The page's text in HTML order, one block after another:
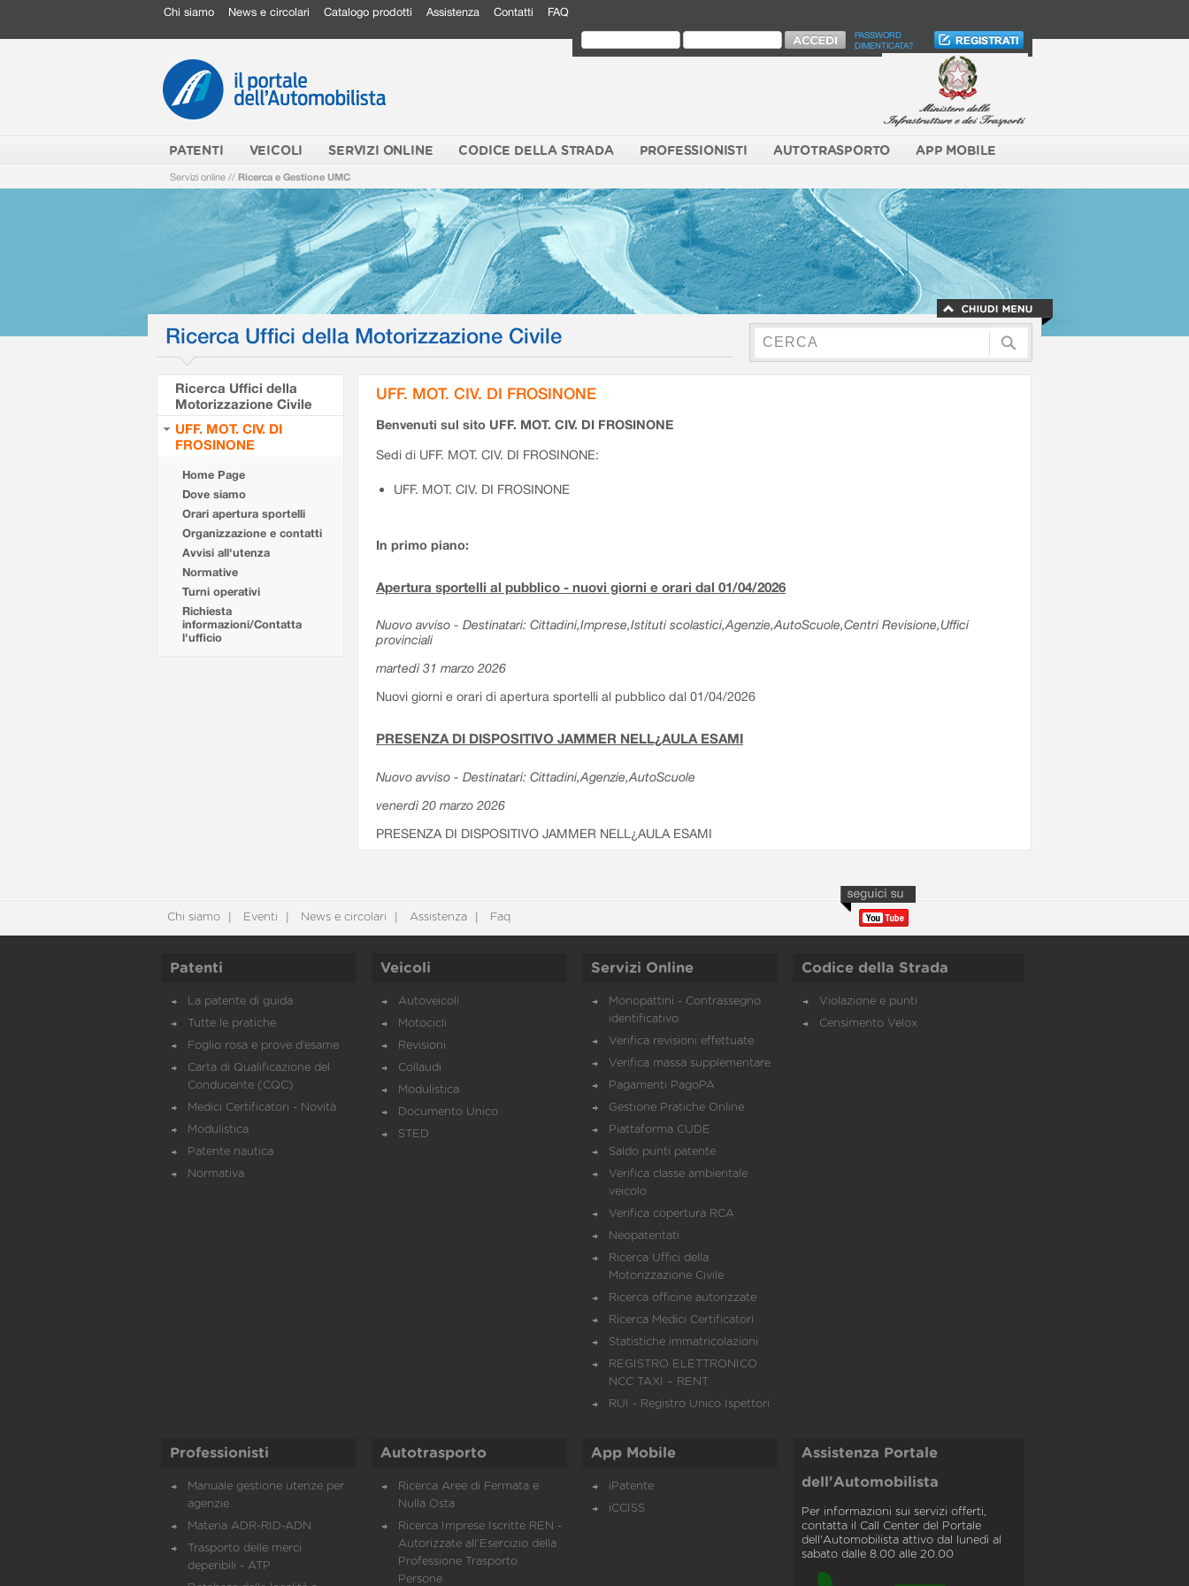
Chi siamo News e circolari Catalogo prodotti Assistenza Contatti FAQ
PASSWORD
DIMENTICATA?
PATENTI VEICOLI SERVIZI ONLINE CODICE DELLA STRADA PROFESSIONISTI AUTOTRASPORTO APP MOBILE
Servizi online // Ricerca e Gestione UMC
Ricerca Uffici della Motorizzazione Civile
Ricerca Uffici della
Motorizzazione Civile
UFF. MOT. CIV. DI
FROSINONE
Home Page
Dove siamo
Orari apertura sportelli
Organizzazione e contatti
Avvisi all'utenza
Normative
Turni operativi
Richiesta
informazioni/Contatta
l'ufficio
UFF. MOT. CIV. DI FROSINONE
Benvenuti sul sito UFF. MOT. CIV. DI FROSINONE
Sedi di UFF. MOT. CIV. DI FROSINONE:
UFF. MOT. CIV. DI FROSINONE
In primo piano:
Apertura sportelli al pubblico - nuovi giorni e orari dal 01/04/2026
Nuovo avviso - Destinatari: Cittadini,Imprese,Istituti scolastici,Agenzie,AutoScuole,Centri Revisione,Uffici
provinciali
martedì 31 marzo 2026
Nuovi giorni e orari di apertura sportelli al pubblico dal 01/04/2026
PRESENZA DI DISPOSITIVO JAMMER NELL¿AULA ESAMI
Nuovo avviso - Destinatari: Cittadini,Agenzie,AutoScuole
venerdì 20 marzo 2026
PRESENZA DI DISPOSITIVO JAMMER NELL¿AULA ESAMI
Chi siamo Eventi News e circolari Assistenza Faq
Patenti
La patente di guida
Tutte le pratiche
Foglio rosa e prove d’esame
Carta di Qualificazione del
Conducente (CQC)
Medici Certificatori - Novità
Modulistica
Patente nautica
Normativa
Veicoli
Autoveicoli
Motocicli
Revisioni
Collaudi
Modulistica
Documento Unico
STED
Servizi Online
Monopattini - Contrassegno
identificativo
Verifica revisioni effettuate
Verifica massa supplementare
Pagamenti PagoPA
Gestione Pratiche Online
Piattaforma CUDE
Saldo punti patente
Verifica classe ambientale
veicolo
Verifica copertura RCA
Neopatentati
Ricerca Uffici della
Motorizzazione Civile
Ricerca officine autorizzate
Ricerca Medici Certificatori
Statistiche immatricolazioni
REGISTRO ELETTRONICO
NCC TAXI – RENT
RUI - Registro Unico Ispettori
Codice della Strada
Violazione e punti
Censimento Velox
Professionisti
Manuale gestione utenze per
agenzie
Materia ADR-RID-ADN
Trasporto delle merci
deperibili - ATP
Autotrasporto
Ricerca Aree di Fermata e
Nulla Osta
Ricerca Imprese Iscritte REN -
Autorizzate all'Esercizio della
Professione Trasporto
Persone
App Mobile
iPatente
iCCISS
Assistenza Portale
dell'Automobilista
Per informazioni sui servizi offerti,
contatta il Call Center del Portale
dell'Automobilista attivo dal lunedì al
sabato dalle 8.00 alle 20.00